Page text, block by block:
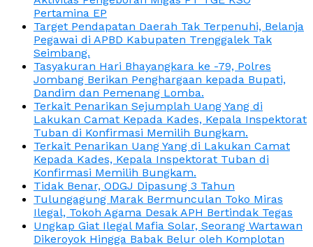
Pertamina EP
Target Pendapatan Daerah Tak Terpenuhi, Belanja
Pegawai di APBD Kabupaten Trenggalek Tak
Seimbang.
Tasyakuran Hari Bhayangkara ke -79, Polres
Jombang Berikan Penghargaan kepada Bupati,
Dandim dan Pemenang Lomba.
Terkait Penarikan Sejumplah Uang Yang di
Lakukan Camat Kepada Kades, Kepala Inspektorat
Tuban di Konfirmasi Memilih Bungkam.
Terkait Penarikan Uang Yang di Lakukan Camat
Kepada Kades, Kepala Inspektorat Tuban di
Konfirmasi Memilih Bungkam.
Tidak Benar, ODGJ Dipasung 3 Tahun
Tulungagung Marak Bermunculan Toko Miras
Ilegal, Tokoh Agama Desak APH Bertindak Tegas
Ungkap Giat Ilegal Mafia Solar, Seorang Wartawan
Dikeroyok Hingga Babak Belur oleh Komplotan